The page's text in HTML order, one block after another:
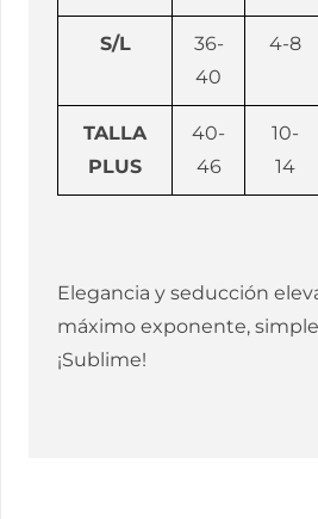
S/L
36-
40
4-8
TALLA
PLUS
40-
46
10-
14
Elegancia y seducción
máximo exponente,
¡Sublime!